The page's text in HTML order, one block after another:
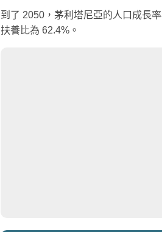
到了 2050，茅利塔尼亞的人口成長
扶養比為 62.4%。